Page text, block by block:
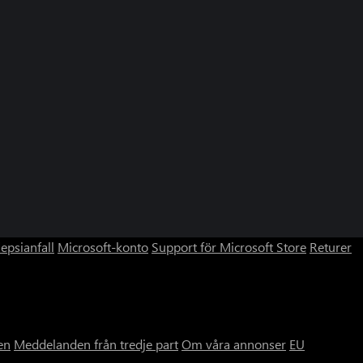
Microsoft-konto Support för Microsoft Store Returer
Meddelanden från tredje partOm våra annonser EU